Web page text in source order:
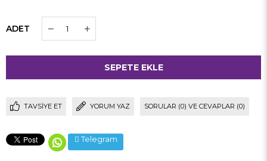
ADET
TAVSIYE ET YORUM YAZ SORULAR (0) VE CEVAPLAR (0)
Telegram